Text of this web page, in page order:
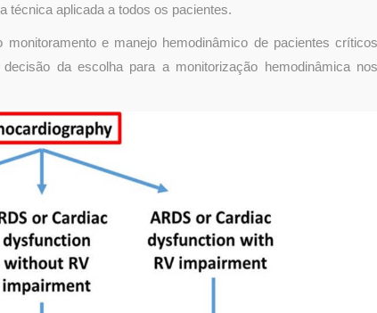
técnica aplicada a todos os pacientes.
e manejo hemodinâmico de pacientes críticos
da escolha para a monitorização hemodinâmica nos